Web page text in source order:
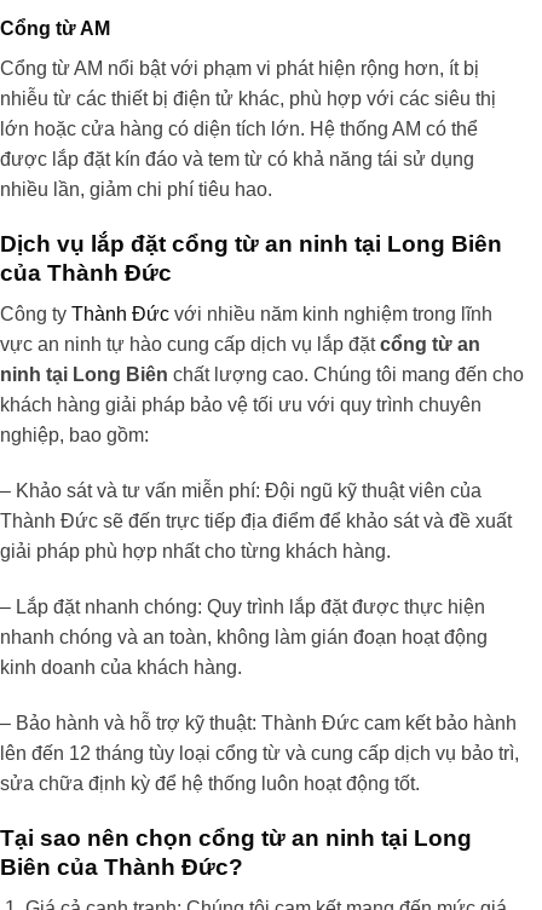
Cổng từ AM
Cổng từ AM nổi bật với phạm vi phát hiện rộng hơn, ít bị
nhiễu từ các thiết bị điện tử khác, phù hợp với các siêu thị
lớn hoặc cửa hàng có diện tích lớn. Hệ thống AM có thể
được lắp đặt kín đáo và tem từ có khả năng tái sử dụng
nhiều lần, giảm chi phí tiêu hao.
Dịch vụ lắp đặt cổng từ an ninh tại Long Biên
của Thành Đức
Công ty Thành Đức với nhiều năm kinh nghiệm trong lĩnh
vực an ninh tự hào cung cấp dịch vụ lắp đặtcổng từ an
ninh tại Long Biên chất lượng cao. Chúng tôi mang đến cho
khách hàng giải pháp bảo vệ tối ưu với quy trình chuyên
nghiệp, bao gồm:
– Khảo sát và tư vấn miễn phí: Đội ngũ kỹ thuật viên của
Thành Đức sẽ đến trực tiếp địa điểm để khảo sát và đề xuất
giải pháp phù hợp nhất cho từng khách hàng.
– Lắp đặt nhanh chóng: Quy trình lắp đặt được thực hiện
nhanh chóng và an toàn, không làm gián đoạn hoạt động
kinh doanh của khách hàng.
– Bảo hành và hỗ trợ kỹ thuật: Thành Đức cam kết bảo hành
lên đến 12 tháng tùy loại cổng từ và cung cấp dịch vụ bảo trì,
sửa chữa định kỳ để hệ thống luôn hoạt động tốt.
Tại sao nên chọn cổng từ an ninh tại Long
Biên của Thành Đức?